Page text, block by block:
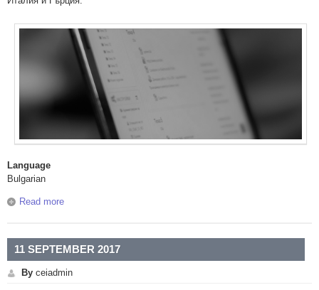
Language
Bulgarian
Read more
11 SEPTEMBER 2017
By ceiadmin